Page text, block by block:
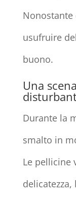
Nonostante
usufruire
buono.
Una
Durante la
smalto in
Le pellicine